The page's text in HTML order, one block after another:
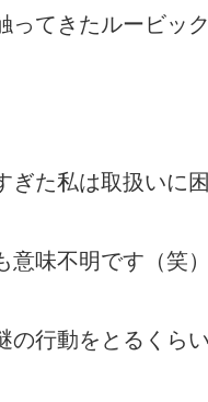
ってきたルービッ
ぎた私は取扱いに
意味不明です（笑）
の行動をとるくら